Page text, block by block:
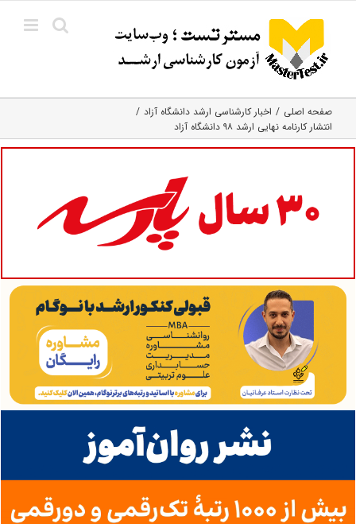
content
صفحه اصلی
اخبار کارشناسی ارشد دانشگاه آزاد
انتشار کارنامه نهایی ارشد ۹۸ دانشگاه آزاد